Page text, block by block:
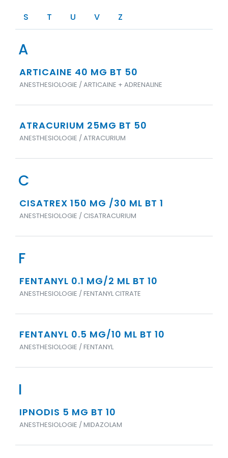
S
T U V Z
A
ARTICAINE 40 MG BT 50
ANESTHESIOLOGIE / ARTICAINE + ADRENALINE
ATRACURIUM 25MG BT 50
ANESTHESIOLOGIE / ATRACURIUM
C
CISATREX 150 MG /30 ML BT 1
ANESTHESIOLOGIE / CISATRACURIUM
F
FENTANYL 0.1 MG/2 ML BT 10
ANESTHESIOLOGIE / FENTANYL CITRATE
FENTANYL 0.5 MG/10 ML BT 10
ANESTHESIOLOGIE / FENTANYL
I
IPNODIS 5 MG BT 10
ANESTHESIOLOGIE / MIDAZOLAM